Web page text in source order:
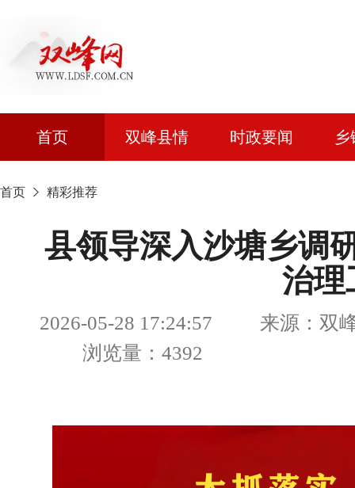
首页 双峰县情 时政要闻
首页 精彩推荐
县领导深入沙塘乡调
治理
2026-05-28 17:24:57 来源：双峰
浏览量：4392